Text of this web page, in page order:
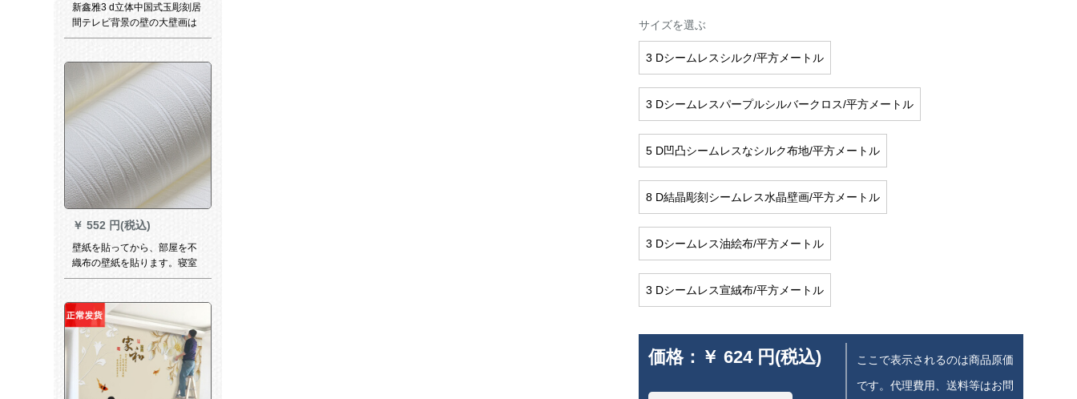
新鑫雅3 d立体中国式玉彫刻居
間テレビ背景の壁の大壁画は
シムレスにカステラされ、テ
の凸凹立体結晶の壁紙を作っ
てください。
￥ 552 円(税込)
壁紙を貼ってから、部屋を不
織布の壁紙を貼ります。寝室
は3 d立体レリエフの壁紙を貼
背景の壁に贴ってあります。
月あかりは53 cm*10 mです。
サイズを選ぶ
3 Dシームレスシルク/平方メートル
3 Dシームレスパープルシルバークロス/平方メートル
5 D凹凸シームレスなシルク布地/平方メートル
8 D結晶彫刻シームレス水晶壁画/平方メートル
3 Dシームレス油絵布/平方メートル
3 Dシームレス宣絨布/平方メートル
価格： ￥ 624 円(税込)
ここで表示されるのは商品原価
です。代理費用、送料等はお問